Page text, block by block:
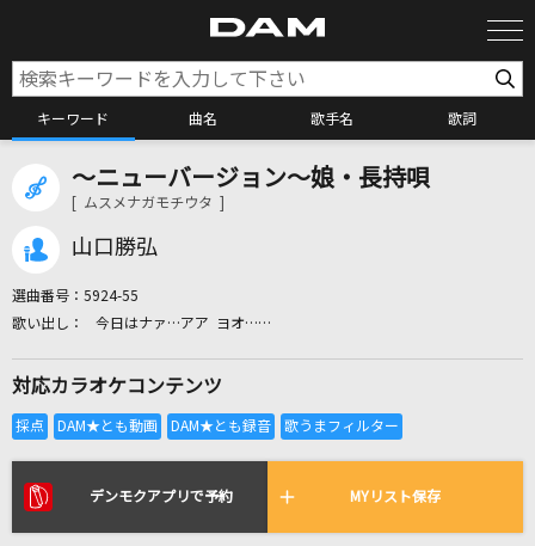
キーワード 曲名 歌手名 歌詞
カラオケ検索
全国りれき
リアルタイムで歌われている曲の一覧
～ニューバージョン～娘・長持唄
[ ムスメナガモチウタ ]
山口勝弘
選曲番号： 5924-55
今日はナァ…アア ヨオ……
対応カラオケコンテンツ
デンモクアプリで予約 MYリスト保存